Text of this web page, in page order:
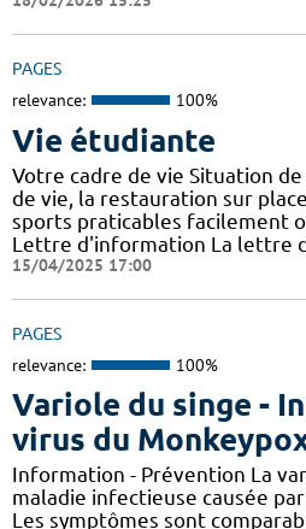
PAGES
relevance: 100%
Vie étudiante
Votre cadre de vie Situation
de vie, la restauration sur
sports praticables facilement
Lettre d'information La lettre
15/04/2025 17:00
PAGES
relevance: 100%
Variole du singe -
virus du
Information - Prévention La
maladie infectieuse causée
Les symptômes sont